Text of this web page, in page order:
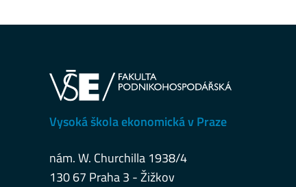
Vysoká škola ekonomická v Praze
nám. W. Churchilla 1938/4
130 67 Praha 3 - Žižkov